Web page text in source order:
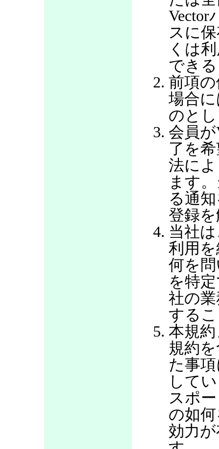
Vector
スに
くは
でき
前項
場合
のと
会員
了を
法に
ます
る通
登録
当社
利用
何を
を特
社の
する
本規
規約
た事
して
スポ
の如
効力